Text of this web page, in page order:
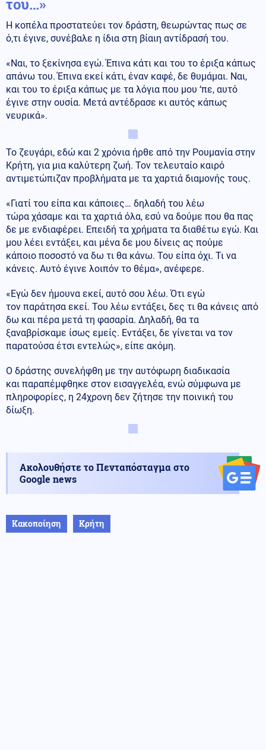
του…»
Η κοπέλα προστατεύει τον δράστη, θεωρώντας πως σε
ό,τι έγινε, συνέβαλε η ίδια στη βίαιη αντίδρασή του.
«Ναι, το ξεκίνησα εγώ. Έπινα κάτι και του το έριξα κάπως
απάνω του. Έπινα εκεί κάτι, έναν καφέ, δε θυμάμαι. Ναι,
και του το έριξα κάπως με τα λόγια που μου ‘πε, αυτό
έγινε στην ουσία. Μετά αντέδρασε κι αυτός κάπως
νευρικά».
Το ζευγάρι, εδώ και 2 χρόνια ήρθε από την Ρουμανία στην
Κρήτη, για μια καλύτερη ζωή. Τον τελευταίο καιρό
αντιμετώπιζαν προβλήματα με τα χαρτιά διαμονής τους.
«Γιατί του είπα και κάποιες… δηλαδή του λέω
τώρα χάσαμε και τα χαρτιά όλα, εσύ να δούμε που θα πας
δε με ενδιαφέρει. Επειδή τα χρήματα τα διαθέτω εγώ. Και
μου λέει εντάξει, και μένα δε μου δίνεις ας πούμε
κάποιο ποσοστό να δω τι θα κάνω. Του είπα όχι. Τι να
κάνεις. Αυτό έγινε λοιπόν το θέμα», ανέφερε.
«Εγώ δεν ήμουνα εκεί, αυτό σου λέω. Ότι εγώ
τον παράτησα εκεί. Του λέω εντάξει, δες τι θα κάνεις από
δω και πέρα μετά τη φασαρία. Δηλαδή, θα τα
ξαναβρίσκαμε ίσως εμείς. Εντάξει, δε γίνεται να τον
παρατούσα έτσι εντελώς», είπε ακόμη.
Ο δράστης συνελήφθη με την αυτόφωρη διαδικασία
και παραπέμφθηκε στον εισαγγελέα, ενώ σύμφωνα με
πληροφορίες, η 24χρονη δεν ζήτησε την ποινική του
δίωξη.
Ακολουθήστε το Πενταπόσταγμα στο
Google news
Κακοποίηση Κρήτη